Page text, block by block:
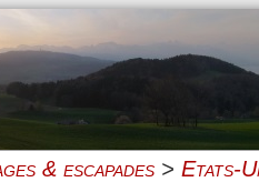
& escapades > Etats-